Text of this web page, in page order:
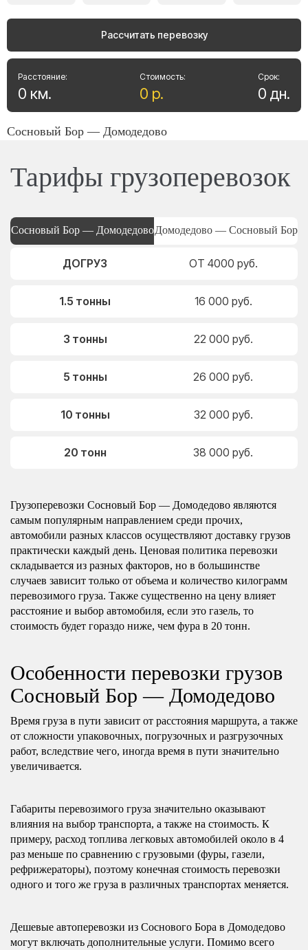
Рассчитать перевозку
Стоимость:
0 р.
Расстояние:
0 км.
Срок:
0 дн.
Сосновый Бор — Домодедово
Тарифы грузоперевозок
Сосновый Бор — ДомодедовоДомодедово — Сосновый Бор
ДОГРУЗ ОТ 4000 руб.
1.5 тонны 16 000 руб.
3 тонны 22 000 руб.
5 тонны 26 000 руб.
10 тонны 32 000 руб.
20 тонн 38 000 руб.
Грузоперевозки Сосновый Бор — Домодедово являются
самым популярным направлением среди прочих,
автомобили разных классов осуществляют доставку грузов
практически каждый день. Ценовая политика перевозки
складывается из разных факторов, но в большинстве
случаев зависит только от объема и количество килограмм
перевозимого груза. Также существенно на цену влияет
расстояние и выбор автомобиля, если это газель, то
стоимость будет гораздо ниже, чем фура в 20 тонн.
Особенности перевозки грузов
Сосновый Бор — Домодедово
Время груза в пути зависит от расстояния маршрута, а также
от сложности упаковочных, погрузочных и разгрузочных
работ, вследствие чего, иногда время в пути значительно
увеличивается.
Габариты перевозимого груза значительно оказывают
влияния на выбор транспорта, а также на стоимость. К
примеру, расход топлива легковых автомобилей около в 4
раз меньше по сравнению с грузовыми (фуры, газели,
рефрижераторы), поэтому конечная стоимость перевозки
одного и того же груза в различных транспортах меняется.
Дешевые автоперевозки из Соснового Бора в Домодедово
могут включать дополнительные услуги. Помимо всего